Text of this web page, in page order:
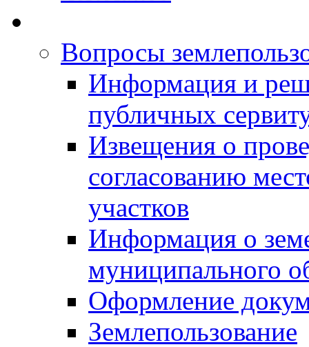
Вопросы
Информация и
публичных
Извещения о
согласованию
участков
Информация о
муниципального
Оформление
Землепользование